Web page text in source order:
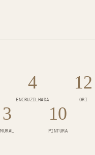
4
ENCRUZILHADA
12
ORI
3
MURAL
10
PINTURA